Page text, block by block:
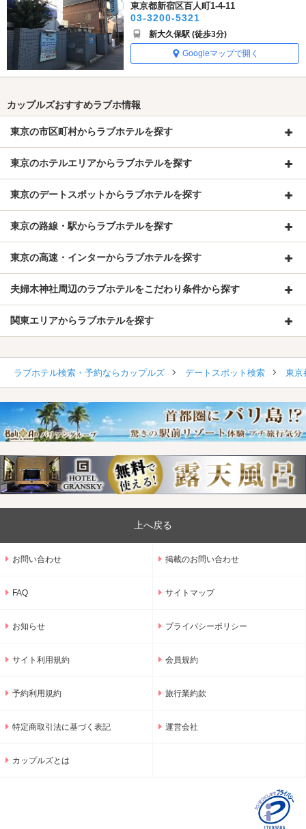
東京都新宿区百人町1-4-11
03-3200-5321
新大久保駅 (徒歩3分)
Googleマップで開く
カップルズおすすめラブホ情報
東京の市区町村からラブホテルを探す
東京のホテルエリアからラブホテルを探す
東京のデートスポットからラブホテルを探す
東京の路線・駅からラブホテルを探す
東京の高速・インターからラブホテルを探す
夫婦木神社周辺のラブホテルをこだわり条件から探す
関東エリアからラブホテルを探す
ラブホテル検索・予約ならカップルズ デートスポット検索 東京
上へ戻る
お問い合わせ 掲載のお問い合わせ
FAQ サイトマップ
お知らせ プライバシーポリシー
サイト利用規約 会員規約
予約利用規約 旅行業約款
特定商取引法に基づく表記 運営会社
カップルズとは